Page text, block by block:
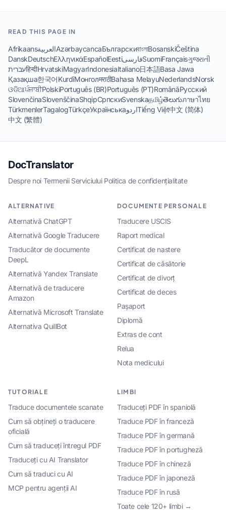
READ THIS PAGE IN
AfrikaansالعربيةAzərbaycancaБългарскиবাংলাBosanskiČeština
DanskDeutschΕλληνικάEspañolEestiفارسیSuomiFrançaisગુજરાતી
עבריתहिन्दीHrvatskiMagyarIndonesiaItaliano日本語Basa Jawa
Қазақша한국어KurdîМонголमराठीBahasa MelayuNederlandsNorsk
ଓଡିଆਪੰਜਾਬੀPolskiPortuguês (BR)Português (PT)RomânăРусский
SlovenčinaSlovenščinaShqipСрпскиSvenskaதமிழ்తెలుగుภาษาไทย
TürkmenlerTagalogTürkçeУкраїнськаاردوTiếng Việt中文 (简体)
中文 (繁體)
DocTranslator
Despre noi·Termenii Serviciului·Politica de confidențialitate
ALTERNATIVE
Alternativă ChatGPT
Alternativă Google Traducere
Traducător de documente
DeepL
Alternativă Yandex Translate
Alternativă de traducere
Amazon
Alternativă Microsoft Translate
Alternativa QuillBot
DOCUMENTE PERSONALE
Traducere USCIS
Raport medical
Certificat de nastere
Certificat de căsătorie
Certificat de divorț
Certificat de deces
Pașaport
Diplomă
Extras de cont
Relua
Nota medicului
TUTORIALE
Traduce documentele scanate
Cum să obțineți o traducere
oficială
Cum să traduceți întregul PDF
Traduceți cu AI Translator
Cum să traduci cu AI
MCP pentru agenții AI
LIMBI
Traduceți PDF în spaniolă
Traduce PDF în franceză
Traduce PDF în germană
Traduce PDF în portugheză
Traduce PDF în chineză
Traduce PDF în japoneză
Traduce PDF în rusă
Toate cele 120+ limbi →